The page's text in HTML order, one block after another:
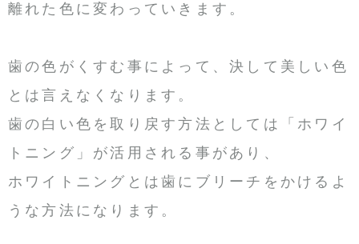
離れた色に変わっていきます。
歯の色がくすむ事によって、決して美しい色
とは言えなくなります。
歯の白い色を取り戻す方法としては「ホワイ
トニング」が活用される事があり、
ホワイトニングとは歯にブリーチをかけるよ
うな方法になります。